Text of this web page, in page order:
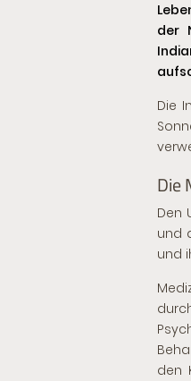
der
Die
Die
Den
und
und
den